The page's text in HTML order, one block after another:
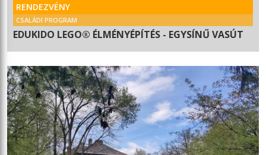
RENDEZVÉNY
CSALÁDI PROGRAM
EDUKIDO LEGO® ÉLMÉNYÉPÍTÉS - EGYSÍNŰ VASÚT